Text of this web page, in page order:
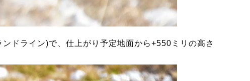
ドライン)で、仕上がり予定地面から+550ミリの高さ